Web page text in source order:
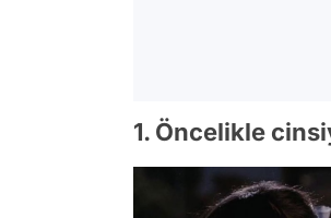
1. Öncelikle